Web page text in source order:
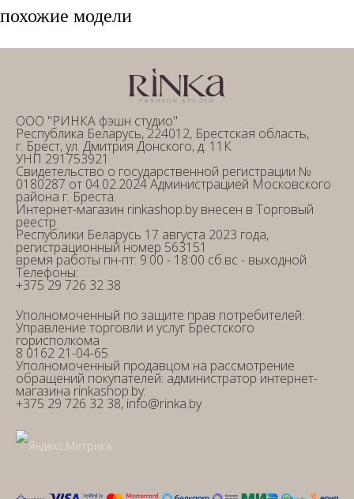
похожие модели
ООО "РИНКА фэшн студио"
Республика Беларусь, 224012, Брестская область,
г. Брест, ул. Дмитрия Донского, д. 11К
УНП 291753921
Свидетельство о государственной регистрации №
0180287 от 04.02.2024 Администрацией Московского
района г. Бреста.
Интернет-магазин rinkashop.by внесен в Торговый
реестр
Республики Беларусь 17 августа 2023 года,
регистрационный номер 563151
время работы пн-пт: 9:00 - 18:00 сб.вс - выходной
Телефоны:
+375 29 726 32 38
Уполномоченный по защите прав потребителей:
Управление торговли и услуг Брестского
горисполкома
8 0162 21-04-65
Уполномоченный продавцом на рассмотрение
обращений покупателей: администратор интернет-
магазина rinkashop.by:
+375 29 726 32 38, info@rinka.by